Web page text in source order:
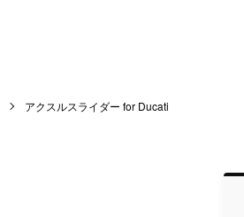
アクスルスライダー for Ducati